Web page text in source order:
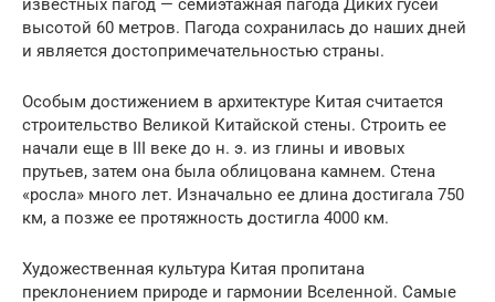
известных пагод — семиэтажная пагода Диких гусей
высотой 60 метров. Пагода сохранилась до наших дней
и является достопримечательностью страны.
Особым достижением в архитектуре Китая считается
строительство Великой Китайской стены. Строить ее
начали еще в III веке до н. э. из глины и ивовых
прутьев, затем она была облицована камнем. Стена
«росла» много лет. Изначально ее длина достигала 750
км, а позже ее протяжность достигла 4000 км.
Художественная культура Китая пропитана
преклонением природе и гармонии Вселенной. Самые